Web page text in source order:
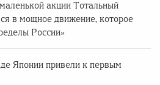
акции Тотальный
в мощное движение, которое
России»
Японии привели к первым